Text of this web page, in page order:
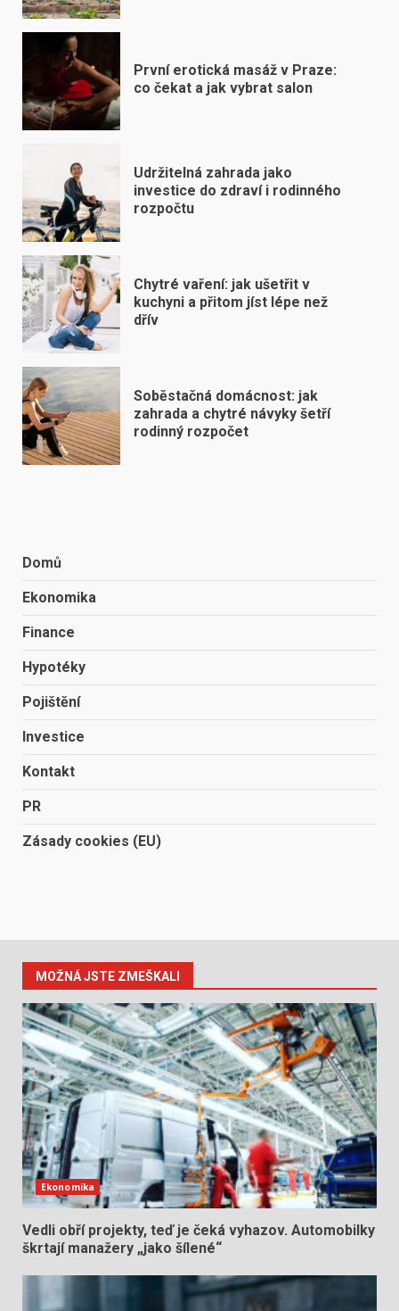
První erotická masáž v Praze:
co čekat a jak vybrat salon
Udržitelná zahrada jako
investice do zdraví i rodinného
rozpočtu
Chytré vaření: jak ušetřit v
kuchyni a přitom jíst lépe než
dřív
Soběstačná domácnost: jak
zahrada a chytré návyky šetří
rodinný rozpočet
Domů
Ekonomika
Finance
Hypotéky
Pojištění
Investice
Kontakt
PR
Zásady cookies (EU)
MOŽNÁ JSTE ZMEŠKALI
Ekonomika
Vedli obří projekty, teď je čeká vyhazov. Automobilky
škrtají manažery „jako šílené“